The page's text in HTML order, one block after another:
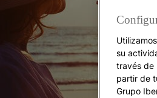
su
través de
partir de
Grupo